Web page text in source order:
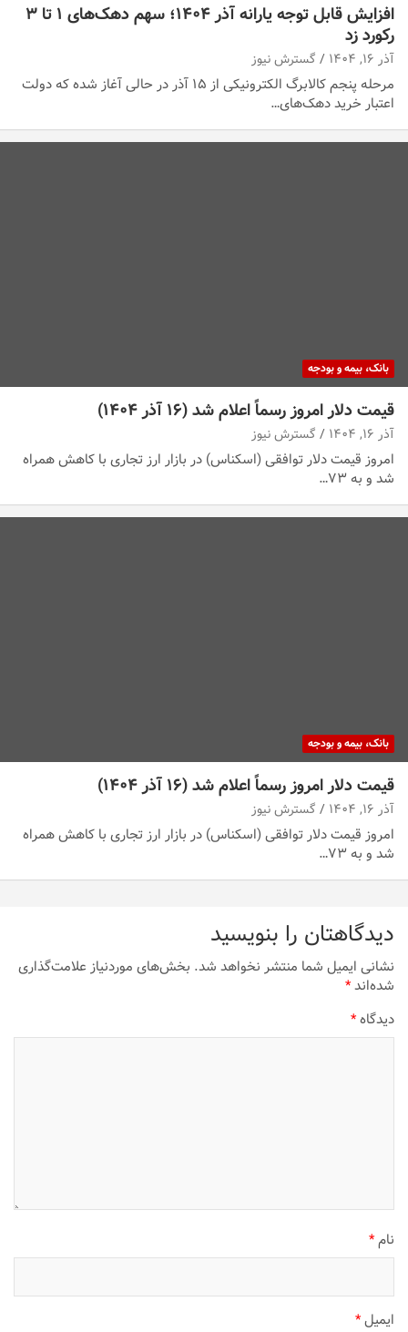
افزایش قابل توجه یارانه آذر ۱۴۰۴؛ سهم دهک‌های ۱ تا ۳
رکورد زد
آذر ۱۶, ۱۴۰۴ گسترش نیوز
مرحله پنجم کالابرگ الکترونیکی از ۱۵ آذر در حالی آغاز شده که دولت
اعتبار خرید دهک‌های…
بانک، بیمه و بودجه
قیمت دلار امروز رسماً اعلام شد (۱۶ آذر ۱۴۰۴)
آذر ۱۶, ۱۴۰۴ گسترش نیوز
امروز قیمت دلار توافقی (اسکناس) در بازار ارز تجاری با کاهش همراه
شد و به ۷۳…
بانک، بیمه و بودجه
قیمت دلار امروز رسماً اعلام شد (۱۶ آذر ۱۴۰۴)
آذر ۱۶, ۱۴۰۴ گسترش نیوز
امروز قیمت دلار توافقی (اسکناس) در بازار ارز تجاری با کاهش همراه
شد و به ۷۳…
دیدگاهتان را بنویسید
نشانی ایمیل شما منتشر نخواهد شد.بخش‌های موردنیاز علامت‌گذاری
شده‌اند*
دیدگاه*
نام*
ایمیل*